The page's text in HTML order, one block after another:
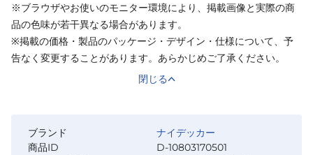
※ブラウザやお使いのモニター環境により、掲載画像と実際の商
品の色味が若干異なる場合があります。
※掲載の価格・製品のパッケージ・デザイン・仕様について、予
告なく変更することがあります。あらかじめご了承ください。
閉じる
ブランド
ナイデッカー
商品ID
D-10803170501